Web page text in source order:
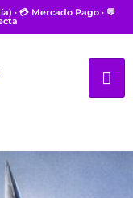
· 💳 Mercado Pago · 💬